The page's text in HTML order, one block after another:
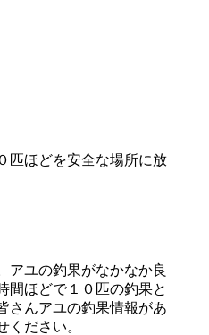
匹ほどを安全な場所に放
ユの釣果がなかなか良
間ほどで１０匹の釣果と
さんアユの釣果情報があ
ください。